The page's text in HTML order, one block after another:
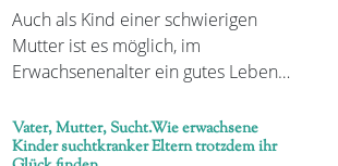
Auch als Kind einer schwierigen
Mutter ist es möglich, im
Erwachsenenalter ein gutes Leben…
Vater, Mutter, Sucht.Wie erwachsene
Kinder suchtkranker Eltern trotzdem ihr